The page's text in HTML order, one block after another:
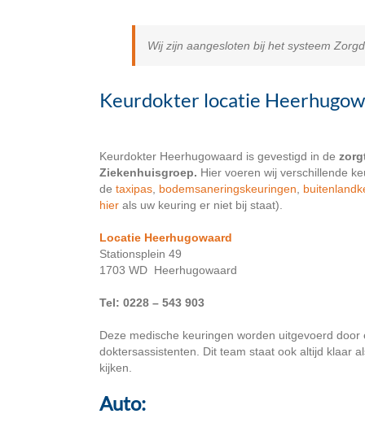
Wij zijn aangesloten bij het systeem
Keurdokter locatie
Keurdokter Heerhugowaard is gevestigd in de
Ziekenhuisgroep. Hier voeren wij verschillende
de taxipas, bodemsaneringskeuringen,
hier als uw keuring er niet bij staat).
Locatie Heerhugowaard
Stationsplein 49
1703 WD Heerhugowaard
Tel: 0228 – 543 903
Deze medische keuringen worden uitgevoerd
doktersassistenten. Dit team staat ook altijd klaar
kijken.
Auto: